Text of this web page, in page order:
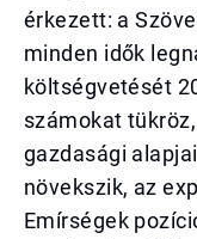
érkezett: a
minden idők
költségvetését
számokat
gazdasági
növekszik, az
Emírségek